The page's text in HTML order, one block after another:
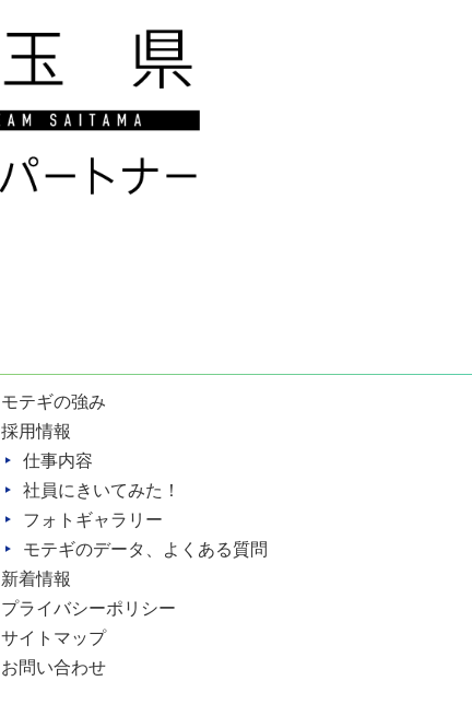
モテギの強み
採用情報
仕事内容
社員にきいてみた！
フォトギャラリー
モテギのデータ、よくある質問
新着情報
プライバシーポリシー
サイトマップ
お問い合わせ